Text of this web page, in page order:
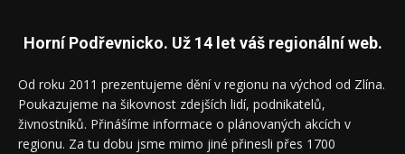
Horní Podřevnicko. Už 14 let váš regionální web.
Od roku 2011 prezentujeme dění v regionu na východ od Zlína.
Poukazujeme na šikovnost zdejších lidí, podnikatelů,
živnostníků. Přinášíme informace o plánovaných akcích v
regionu. Za tu dobu jsme mimo jiné přinesli přes 1700